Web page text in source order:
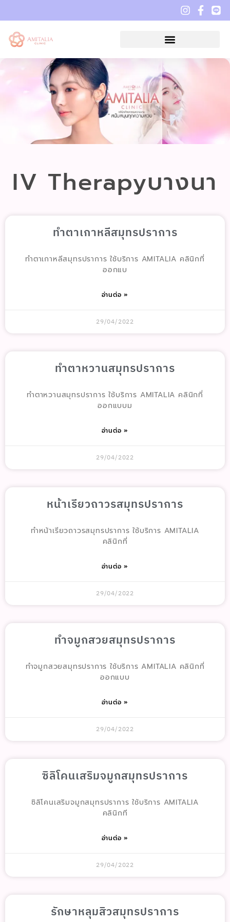
IV Therapyบางนา
ทำตาเกาหลีสมุทรปราการ
ทำตาเกาหลีสมุทรปราการ ใช้บริการ AMITALIA คลินิกที่
ออกแบ
อ่านต่อ »
29/04/2022
ทำตาหวานสมุทรปราการ
ทำตาหวานสมุทรปราการ ใช้บริการ AMITALIA คลินิกที่
ออกแบบม
อ่านต่อ »
29/04/2022
หน้าเรียวถาวรสมุทรปราการ
ทำหน้าเรียวถาวรสมุทรปราการ ใช้บริการ AMITALIA
คลินิกที่
อ่านต่อ »
29/04/2022
ทำจมูกสวยสมุทรปราการ
ทำจมูกสวยสมุทรปราการ ใช้บริการ AMITALIA คลินิกที่
ออกแบบ
อ่านต่อ »
29/04/2022
ซิลิโคนเสริมจมูกสมุทรปราการ
ซิลิโคนเสริมจมูกสมุทรปราการ ใช้บริการ AMITALIA
คลินิกที
อ่านต่อ »
29/04/2022
รักษาหลุมสิวสมุทรปราการ